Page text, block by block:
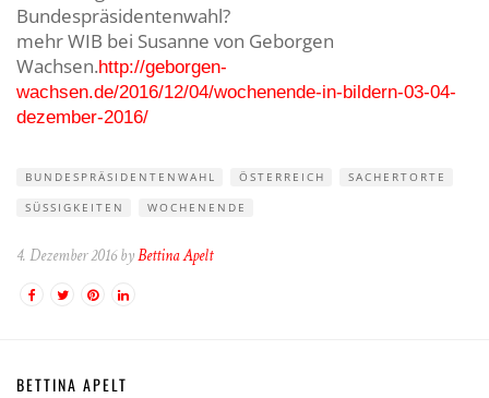
Bundespräsidentenwahl?
mehr WIB bei Susanne von Geborgen
Wachsen.http://geborgen-
wachsen.de/2016/12/04/wochenende-in-bildern-03-04-
dezember-2016/
BUNDESPRÄSIDENTENWAHL ÖSTERREICH
SACHERTORTE
SÜSSIGKEITEN
WOCHENENDE
4. Dezember 2016 byBettina Apelt
BETTINA APELT